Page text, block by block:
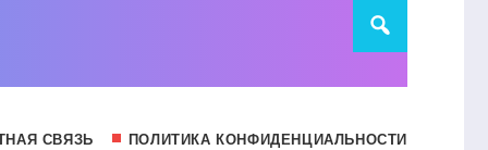
СВЯЗЬ
ПОЛИТИКА КОНФИДЕНЦИАЛЬНОСТИ